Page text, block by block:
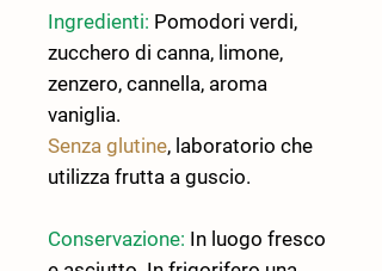
Ingredienti: Pomodori verdi,
zucchero di canna, limone,
zenzero, cannella, aroma
vaniglia.
Senza glutine, laboratorio che
utilizza frutta a guscio.
Conservazione: In luogo fresco